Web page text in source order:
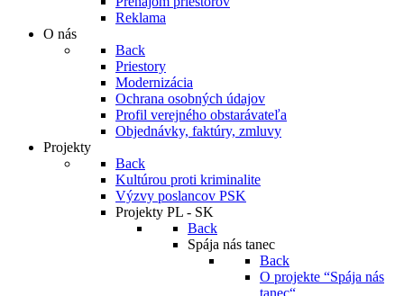
Reklama
O nás
Back
Priestory
Modernizácia
Ochrana osobných údajov
Profil verejného obstarávateľa
Objednávky, faktúry, zmluvy
Projekty
Back
Kultúrou proti kriminalite
Výzvy poslancov PSK
Projekty PL - SK
Back
Spája nás tanec
Back
O projekte “Spája nás
tanec“